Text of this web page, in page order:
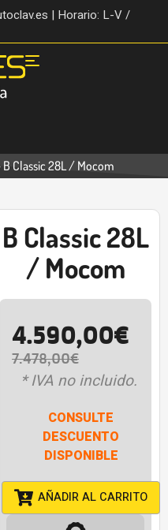
| Horario: L-V /
B Classic 28L / Mocom
B Classic 28L
/ Mocom
7.478,00€
4.590,00€
* IVA no incluido.
CONSULTE
DESCUENTO
DISPONIBLE
AÑADIR AL CARRITO